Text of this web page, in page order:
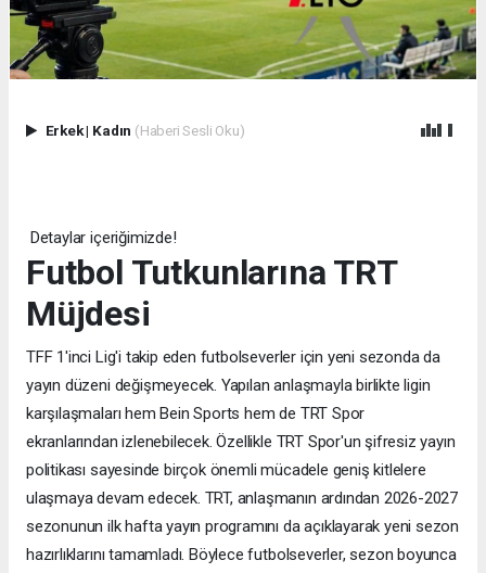
Erkek| Kadın (Haberi Sesli Oku)
Detaylar içeriğimizde!
Futbol Tutkunlarına TRT
Müjdesi
TFF 1'inci Lig'i takip eden futbolseverler için yeni sezonda da
yayın düzeni değişmeyecek. Yapılan anlaşmayla birlikte ligin
karşılaşmaları hem Bein Sports hem de TRT Spor
ekranlarından izlenebilecek. Özellikle TRT Spor'un şifresiz yayın
politikası sayesinde birçok önemli mücadele geniş kitlelere
ulaşmaya devam edecek. TRT, anlaşmanın ardından 2026-2027
sezonunun ilk hafta yayın programını da açıklayarak yeni sezon
hazırlıklarını tamamladı. Böylece futbolseverler, sezon boyunca